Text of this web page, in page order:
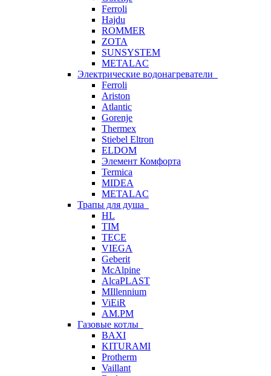
Ferroli
Hajdu
ROMMER
ZOTA
SUNSYSTEM
METALAC
Электрические водонагреватели
Ferroli
Ariston
Atlantic
Gorenje
Thermex
Stiebel Eltron
ELDOM
Элемент Комфорта
Termica
MIDEA
METALAC
Трапы для душа
HL
TIM
TECE
VIEGA
Geberit
McAlpine
AlcaPLAST
MIllennium
ViEiR
AM.PM
Газовые котлы
BAXI
KITURAMI
Protherm
Vaillant